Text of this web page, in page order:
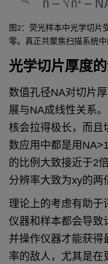
图2：荧光样本中光学切片
零。真正共聚焦扫描系统中
光学切片厚度
数值孔径NA对切片
展与NA成线性关系
核会拉得极长，而且
数应用中都是用
的比例大致接近于2
分辨率大致为xy的两
理论上的考虑有助于
仪器和样本都会导致
并操作仪器才能获得
率的敌人，尤其是在